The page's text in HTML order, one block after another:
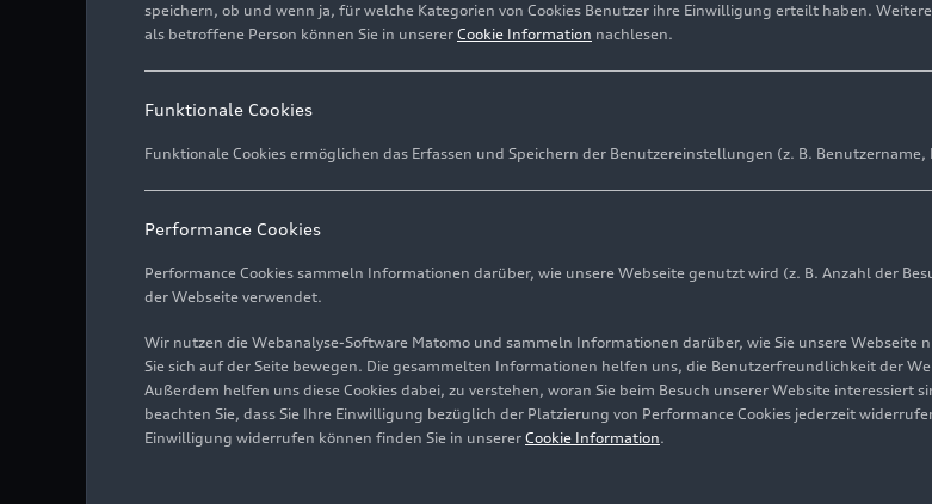
Fahraufnahme,
Farbe: Tangorot
speichern, ob und wenn ja, für welche Kategorien von Cookies Benutzer ihre Einwilligung erteilt haben.
als betroffene Person können Sie in unserer Cookie Information nachlesen.
Funktionale Cookies
Funktionale Cookies ermöglichen das Erfassen und Speichern der Benutzereinstellungen (z. B.
Performance Cookies
Performance Cookies sammeln Informationen darüber, wie unsere Webseite genutzt wird (z. B. Anzahl der
der Webseite verwendet.
Wir nutzen die Webanalyse-Software Matomo und sammeln Informationen darüber, wie Sie unsere Webseite
Sie sich auf der Seite bewegen. Die gesammelten Informationen helfen uns, die Benutzerfreundlichkeit der
Außerdem helfen uns diese Cookies dabei, zu verstehen, woran Sie beim Besuch unserer Website
beachten Sie, dass Sie Ihre Einwilligung bezüglich der Platzierung von Performance Cookies jederzeit
Einwilligung widerrufen können finden Sie in unserer Cookie Information.